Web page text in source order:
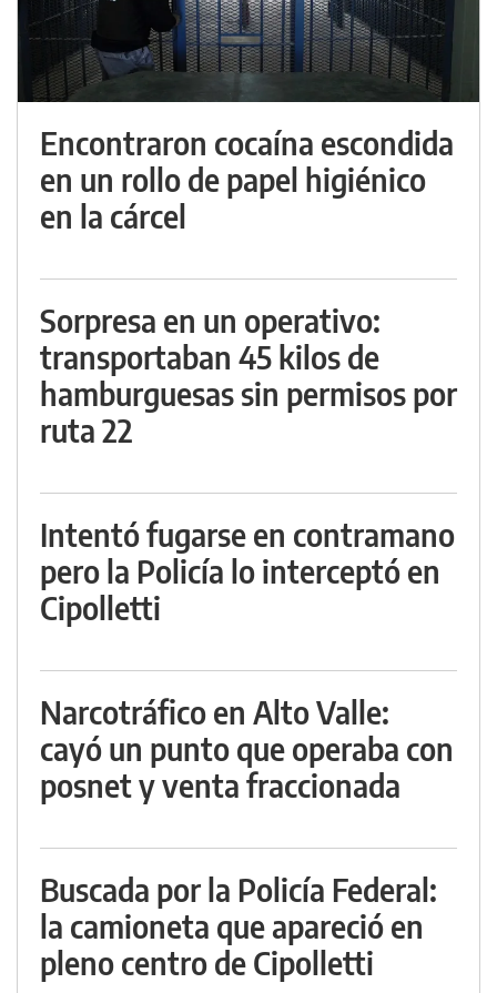
Encontraron cocaína escondida
en un rollo de papel higiénico
en la cárcel
Sorpresa en un operativo:
transportaban 45 kilos de
hamburguesas sin permisos por
ruta 22
Intentó fugarse en contramano
pero la Policía lo interceptó en
Cipolletti
Narcotráfico en Alto Valle:
cayó un punto que operaba con
posnet y venta fraccionada
Buscada por la Policía Federal:
la camioneta que apareció en
pleno centro de Cipolletti